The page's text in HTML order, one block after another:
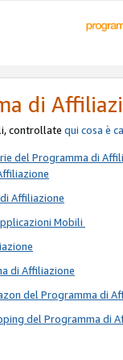
di
controllate qui cosa è
del Programma di
Affiliazione
Mobili
di Affiliazione
del Programma di
del Programma di